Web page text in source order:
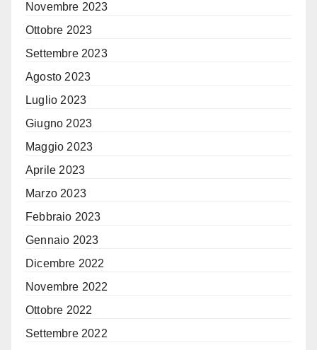
Novembre 2023
Ottobre 2023
Settembre 2023
Agosto 2023
Luglio 2023
Giugno 2023
Maggio 2023
Aprile 2023
Marzo 2023
Febbraio 2023
Gennaio 2023
Dicembre 2022
Novembre 2022
Ottobre 2022
Settembre 2022